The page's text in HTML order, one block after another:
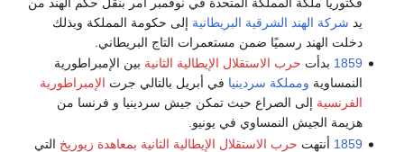
يد شركة الهند الشرقية البريطانية إلى حكومة المملكة وبذلك
دخلت الهند رسميًا ضمن مستعمرات التاج البريطاني.
1859 بدأت حرب الاستقلال الإيطالية الثانية بين الإمبراطورية
النمساوية ومملكة سردينيا في أبريل بالتالي جرت الإمبراطورية
الفرنسية إلى الصراع حيث تمكن جيش سردينيا و فرنسا من
هزيمة الجيش النمساوي في يونيو.
1859 أنتهت حرب الاستقلال الإيطالية الثانية بمعاهدة زيوريخ التي